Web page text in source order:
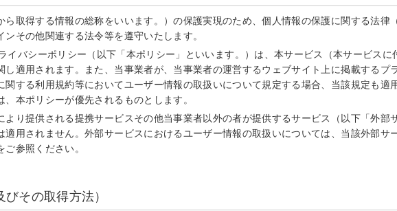
ら取得する情報の総称をいいます。）の保護実現のため、個人情報の保護に関する法律
その他関連する法令等を遵守いたします。
イバシーポリシー（以下「本ポリシー」といいます。）は、本サービス（本サービス
適用されます。また、当事業者が、当事業者の運営するウェブサイト上に掲載するプ
する利用規約等においてユーザー情報の取扱いについて規定する場合、当該規定も適
本ポリシーが優先されるものとします。
り提供される提携サービスその他当事業者以外の者が提供するサービス（以下「外部
用されません。外部サービスにおけるユーザー情報の取扱いについては、当該外部サ
参照ください。
その取得方法）